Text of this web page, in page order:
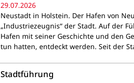
29.07.2026
Neustadt in Holstein. Der Hafen von
„Industriezeugnis“ der Stadt. Auf der
Hafen mit seiner Geschichte und den
tun hatten, entdeckt werden. Seit der
Stadtführung